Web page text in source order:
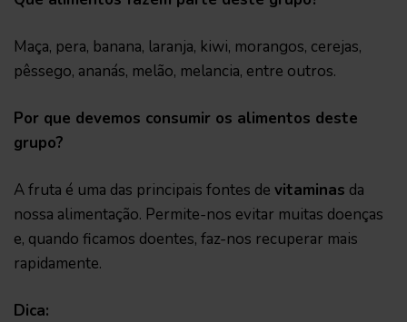
Maça, pera, banana, laranja, kiwi, morangos, cerejas,
pêssego, ananás, melão, melancia, entre outros.
Por que devemos consumir os alimentos deste
grupo?
A fruta é uma das principais fontes de vitaminas da
nossa alimentação. Permite-nos evitar muitas doenças
e, quando ficamos doentes, faz-nos recuperar mais
rapidamente.
Dica: